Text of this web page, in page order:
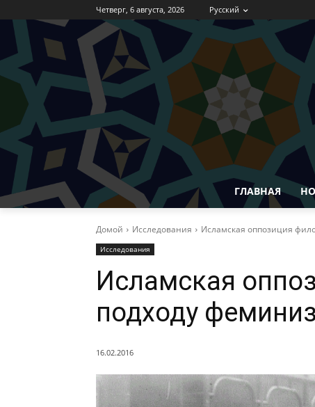
Четверг, 6 августа, 2026 Русский
ГЛАВНАЯ
Домой Исследования Исламская оппозиция
Исследования
Исламская
подходу
16.02.2016